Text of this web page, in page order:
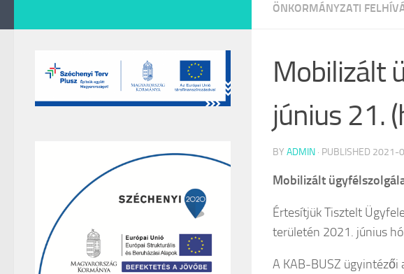
ÖNKORMÁNYZATI
Mobilizált
június 21.
BY ADMIN · PUBLISHED 2021-
Mobilizált
Értesítjük Tisztelt
területén 2021. június
A KAB-BUSZ ügyintézői